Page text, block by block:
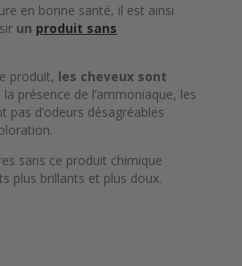
en bonne santé, il est ainsi
un produit sans
produit, les cheveux sont
la présence de l’ammoniaque, les
pas d’odeurs désagréables
sans ce produit chimique
plus brillants et plus doux.